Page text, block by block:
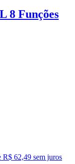
8 Funções
R$ 62,49 sem juros